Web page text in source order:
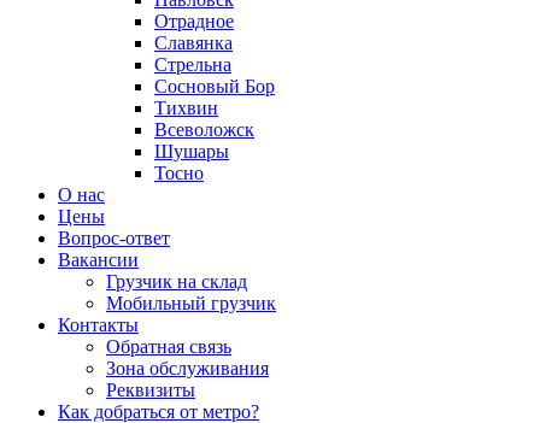
Отрадное
Славянка
Стрельна
Сосновый Бор
Тихвин
Всеволожск
Шушары
Тосно
О нас
Цены
Вопрос-ответ
Вакансии
Грузчик на склад
Мобильный грузчик
Контакты
Обратная связь
Зона обслуживания
Реквизиты
Как добраться от метро?